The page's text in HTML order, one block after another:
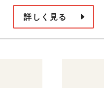
詳しく見る